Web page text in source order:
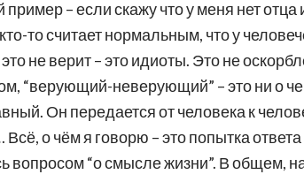
– если скажу что у меня нет
то считает нормальным, что у
не верит – это идиоты. Это не
“верующий-неверующий” – это ни о
Он передается от человека к
о чём я говорю – это попытка
вопросом “о смысле жизни”. В общем,